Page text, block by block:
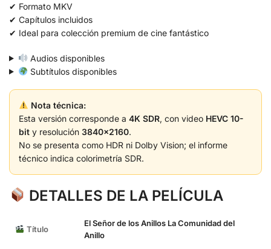
✔ Formato MKV
✔ Capítulos incluidos
✔ Ideal para colección premium de cine fantástico
Audios disponibles
Subtítulos disponibles
Nota técnica:
Esta versión corresponde a 4K SDR, con video HEVC 10-
bit y resolución 3840×2160.
No se presenta como HDR ni Dolby Vision; el informe
técnico indica colorimetría SDR.
DETALLES DE LA PELÍCULA
Título
El Señor de los Anillos La Comunidad del
Anillo